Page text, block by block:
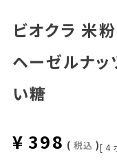
ビオクラ 米
ヘーゼルナ
い糖
¥ 398 税込 [ 4